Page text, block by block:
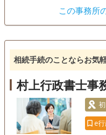
遺
銀行手続き
戸
電話相談可 訪問可 土日
18時以降相談可 事務所面談
この事務所
相続手続のことならお気
村上行政書士事
e